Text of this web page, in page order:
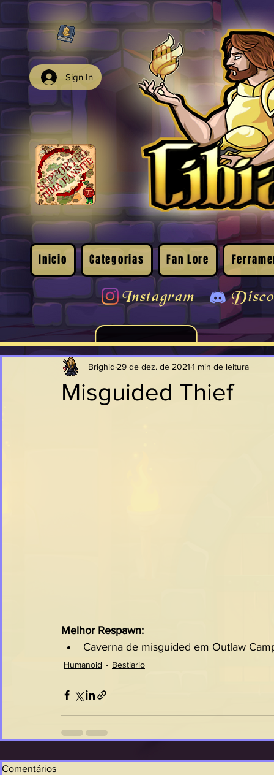
Sign In
Inicio Categorias Fan Lore
Instagram
Misguided Thief
Brighid 29 de dez. de 2021 1 min de leitura
Melhor Respawn:
Caverna de misguided em Outlaw
Humanoid Bestiario
Comentários